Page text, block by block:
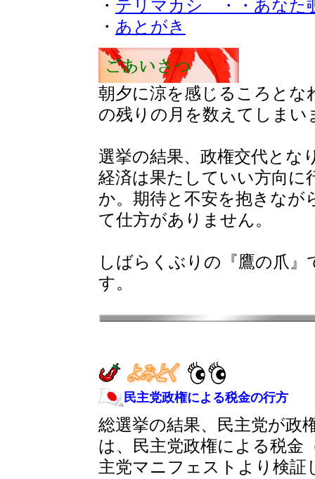
・ テリマカシ ・・あなた
・ あとがき
朝夕に涼を感じるころとな
の残りの月を数えてしまい
選挙の結果、政権交代とな
経済は果たしていい方向に
か。期待と不安を抱きなが
て仕方がありません。
しばらくぶりの『鷹の爪
す。
民主党政権による税金の行方
総選挙の結果、民主党が政
は、民主党政権による税金
主党マニフェストより検証